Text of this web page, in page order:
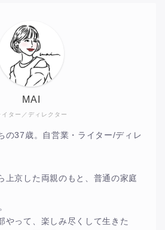
イター／ディレクター
MAI
の37歳。自営業・ライター/ディレ
上京した両親のもと、普通の家庭
やって、楽しみ尽くして生きた